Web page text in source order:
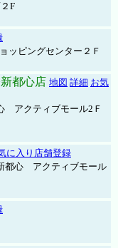
F
ッピングセンター２Ｆ
都心店 地図 詳細 お気
アクティブモール2Ｆ
に入り店舗登録
都心 アクティブモール